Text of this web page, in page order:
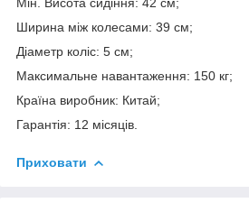
Ширина між колесами: 39 см;
Діаметр коліс: 5 см;
Максимальне навантаження: 150 кг;
Країна виробник: Китай;
Гарантія: 12 місяців.
Приховати